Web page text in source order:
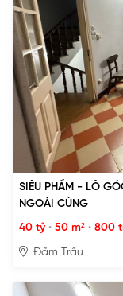
SIÊU PHẨM - LÔ
NGOÀI CÙNG
40 tỷ • 50 m² • 800
Đầm Trấu